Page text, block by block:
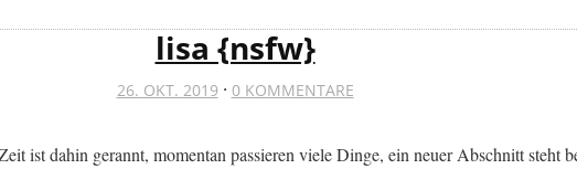
lisa {nsfw}
26. OKT. 2019 · 0 KOMMENTARE
ist dahin gerannt, momentan passieren viele Dinge, ein neuer Abschnitt